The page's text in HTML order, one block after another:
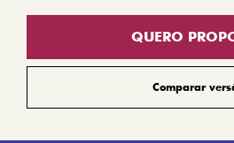
QUERO
Comparar